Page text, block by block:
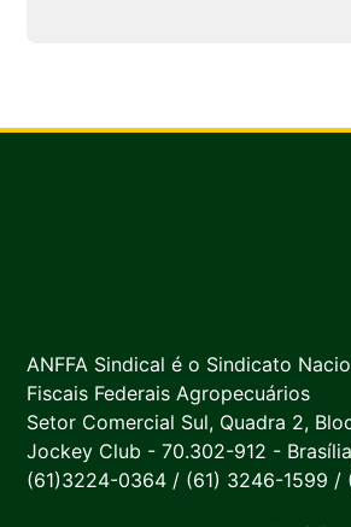
ANFFA Sindical é o Sindicato
Fiscais Federais Agropecuários
Setor Comercial Sul, Quadra 2,
Jockey Club - 70.302-912 -
(61)3224-0364 / (61) 3246-1599 /